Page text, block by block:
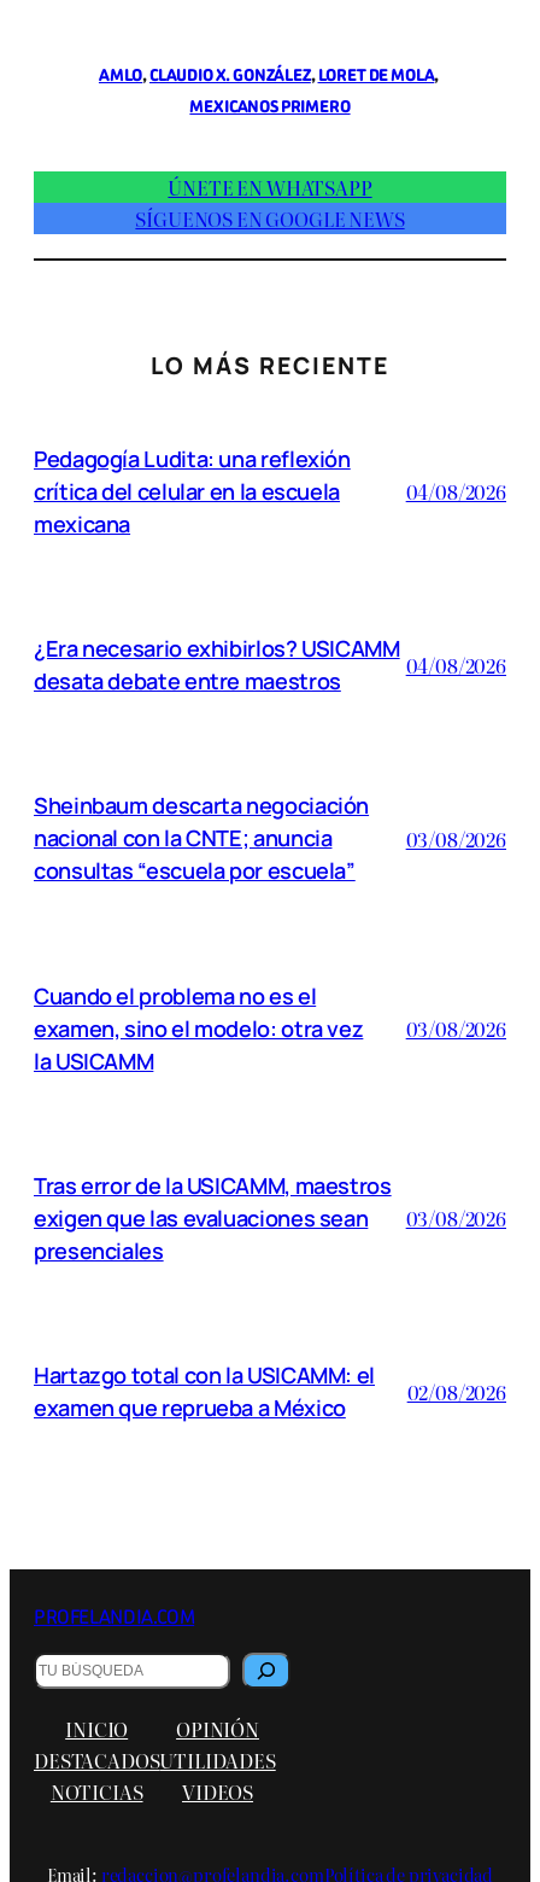
AMLO, CLAUDIO X. GONZÁLEZ, LORET DE MOLA
MEXICANOS PRIMERO
ÚNETE EN WHATSAPP
SÍGUENOS EN GOOGLE NEWS
LO MÁS RECIENTE
Pedagogía Ludita: una reflexión
crítica del celular en la escuela
mexicana
04/08/2026
¿Era necesario exhibirlos? USICAMM
desata debate entre maestros
04/08/2026
Sheinbaum descarta negociación
nacional con la CNTE; anuncia
consultas “escuela por escuela”
03/08/2026
Cuando el problema no es el
examen, sino el modelo: otra vez
la USICAMM
03/08/2026
Tras error de la USICAMM, maestros
exigen que las evaluaciones sean
presenciales
03/08/2026
Hartazgo total con la USICAMM: el
examen que reprueba a México
02/08/2026
PROFELANDIA.COM
B
u
a
r
INICIO
DESTACADOS
NOTICIAS
OPINIÓN
UTILIDADES
VIDEOS
Email:redaccion@profelandia.comPolítica de privacidad